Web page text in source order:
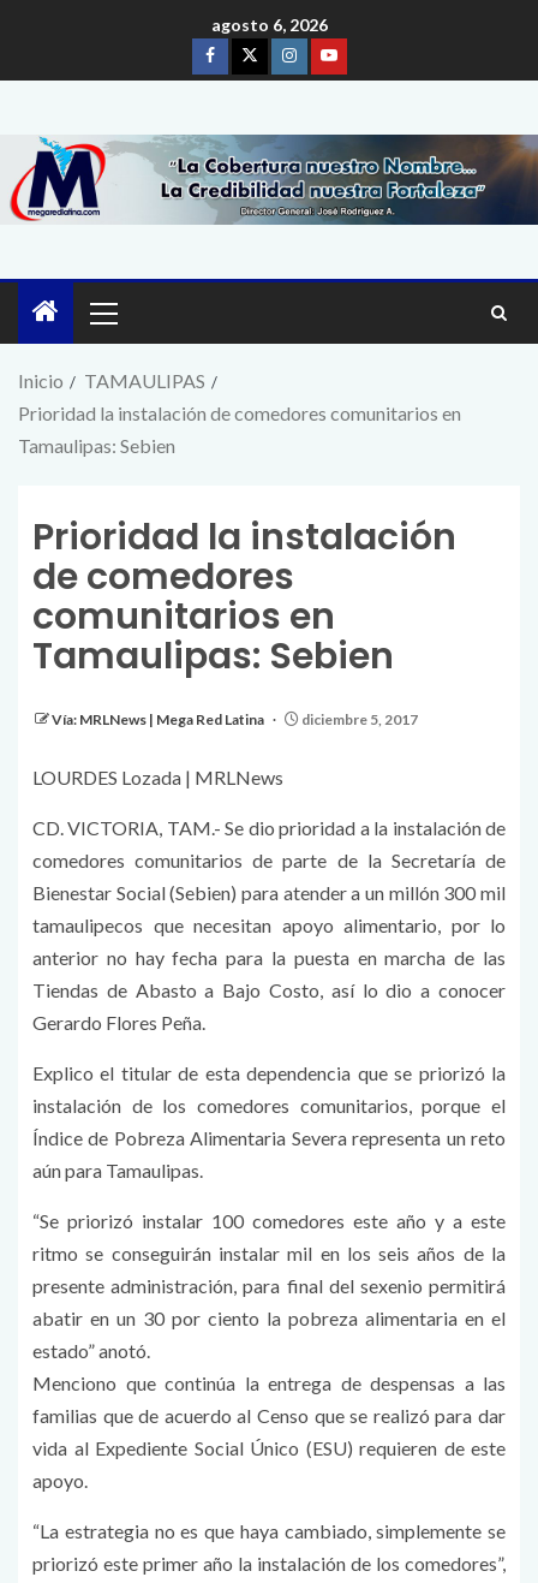
agosto 6, 2026
Inicio
TAMAULIPAS
Prioridad la instalación de comedores comunitarios en
Tamaulipas: Sebien
Prioridad la instalación
de comedores
comunitarios en
Tamaulipas: Sebien
Vía: MRLNews | Mega Red Latina diciembre 5, 2017
LOURDES Lozada | MRLNews
CD. VICTORIA, TAM.- Se dio prioridad a la instalación de
comedores comunitarios de parte de la Secretaría de
Bienestar Social (Sebien) para atender a un millón 300 mil
tamaulipecos que necesitan apoyo alimentario, por lo
anterior no hay fecha para la puesta en marcha de las
Tiendas de Abasto a Bajo Costo, así lo dio a conocer
Gerardo Flores Peña.
Explico el titular de esta dependencia que se priorizó la
instalación de los comedores comunitarios, porque el
Índice de Pobreza Alimentaria Severa representa un reto
aún para Tamaulipas.
“Se priorizó instalar 100 comedores este año y a este
ritmo se conseguirán instalar mil en los seis años de la
presente administración, para final del sexenio permitirá
abatir en un 30 por ciento la pobreza alimentaria en el
estado” anotó.
Menciono que continúa la entrega de despensas a las
familias que de acuerdo al Censo que se realizó para dar
vida al Expediente Social Único (ESU) requieren de este
apoyo.
“La estrategia no es que haya cambiado, simplemente se
priorizó este primer año la instalación de los comedores”,